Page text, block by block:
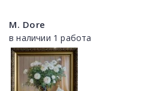
M. Dore
в наличии 1 работа